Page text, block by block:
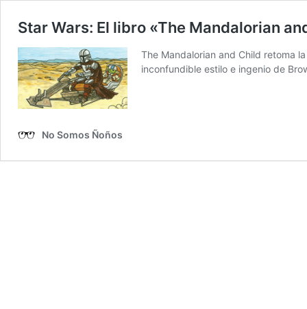
Star Wars: El libro «The Mandalorian
The Mandalorian and Child retoma
inconfundible estilo e ingenio de
No Somos Ñoños